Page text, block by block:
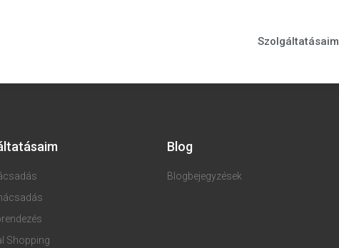
Szolgáltatásaim
Shopping
Blog
Blogbejegyzések